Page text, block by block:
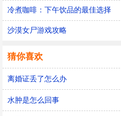
冷煮咖啡：下午饮品的最佳选择
沙漠女尸游戏攻略
猜你喜欢
离婚证丢了怎么办
水肿是怎么回事